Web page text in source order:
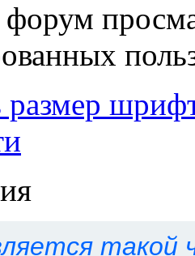
форум
размер
такой